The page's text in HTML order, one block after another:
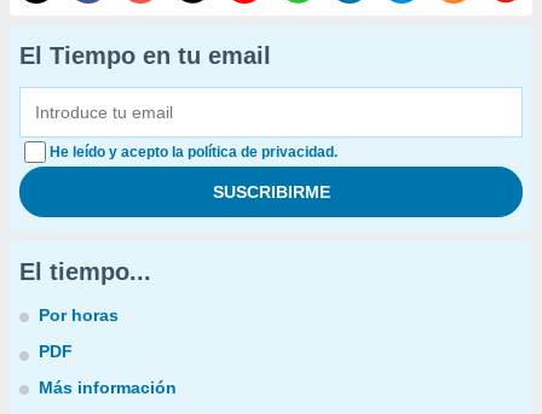
El Tiempo en tu email
He leído y acepto la política de privacidad.
El tiempo...
Por horas
PDF
Más información